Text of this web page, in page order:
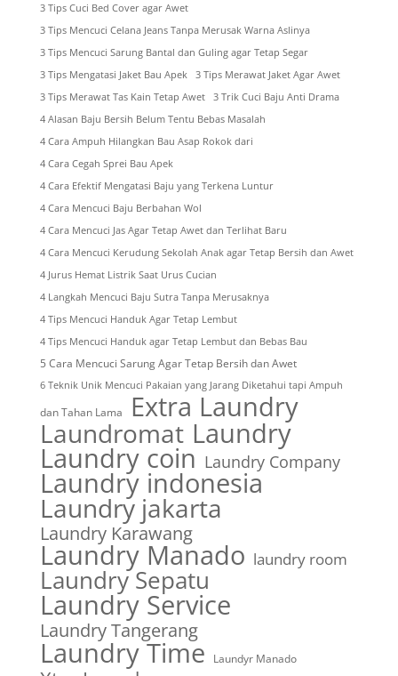
3 Tips Cuci Bed Cover agar Awet
3 Tips Mencuci Celana Jeans Tanpa Merusak Warna Aslinya
3 Tips Mencuci Sarung Bantal dan Guling agar Tetap Segar
3 Tips Mengatasi Jaket Bau Apek
3 Tips Merawat Jaket Agar Awet
3 Tips Merawat Tas Kain Tetap Awet
3 Trik Cuci Baju Anti Drama
4 Alasan Baju Bersih Belum Tentu Bebas Masalah
4 Cara Ampuh Hilangkan Bau Asap Rokok dari
4 Cara Cegah Sprei Bau Apek
4 Cara Efektif Mengatasi Baju yang Terkena Luntur
4 Cara Mencuci Baju Berbahan Wol
4 Cara Mencuci Jas Agar Tetap Awet dan Terlihat Baru
4 Cara Mencuci Kerudung Sekolah Anak agar Tetap Bersih dan Awet
4 Jurus Hemat Listrik Saat Urus Cucian
4 Langkah Mencuci Baju Sutra Tanpa Merusaknya
4 Tips Mencuci Handuk Agar Tetap Lembut
4 Tips Mencuci Handuk agar Tetap Lembut dan Bebas Bau
5 Cara Mencuci Sarung Agar Tetap Bersih dan Awet
6 Teknik Unik Mencuci Pakaian yang Jarang Diketahui tapi Ampuh
dan Tahan Lama Extra Laundry
Laundromat Laundry
Laundry coin Laundry Company
Laundry indonesia
Laundry jakarta
Laundry Karawang
Laundry Manado laundry room
Laundry Sepatu
Laundry Service
Laundry Tangerang
Laundry Time Laundyr Manado